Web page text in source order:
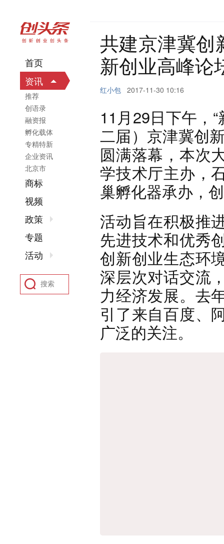
共建京津冀
新创业高峰论
红小包 2017-11-30 10:16
11月29日下午，
二届）京津冀创
圆满落幕，本次
学技术厅主办，
巢孵化器承办，
活动旨在积极推
先进技术和优秀
创新创业生态环
深层次对话交流
力经济发展。去
引了来自百度、
广泛的关注。
首页
资讯
推荐
创语录
融资报
孵化载体
专精特新
企业资讯
北京市
商标
视频
政策
专题
活动